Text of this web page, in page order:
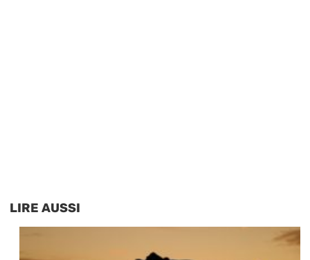
LIRE AUSSI